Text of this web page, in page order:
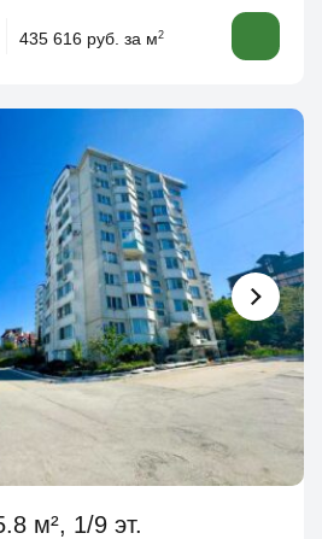
435 616 руб. за м2
м², 1/9 эт.